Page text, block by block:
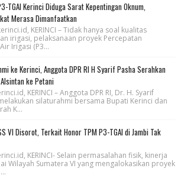
TGAI Kerinci Diduga Sarat Kepentingan Oknum,
Merasa Dimanfaatkan
KERINCI – Tidak hanya soal kualitas
irigasi, pelaksanaan proyek Percepatan
Irigasi (P3...
ke Kerinci, Anggota DPR RI H Syarif Pasha Serahkan
ke Petani
KERINCI – Anggota DPR RI, Dr. H. Syarif
silaturahmi bersama Bupati Kerinci dan
K...
VI Disorot, Terkait Honor TPM P3-TGAI di Jambi Tak
KERINCI- Selain permasalahan fisik, kinerja
Wilayah Sumatera VI yang mengalokasikan proyek